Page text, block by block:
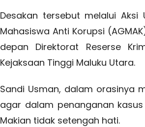
Desakan tersebut melalui Aksi
Mahasiswa Anti Korupsi
depan Direktorat Reserse
Kejaksaan Tinggi Maluku Utara.
Sandi Usman, dalam orasinya
agar dalam penanganan kasus
Makian tidak setengah hati.